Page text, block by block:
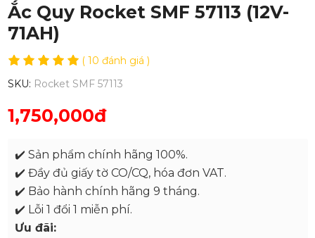
Ắc Quy Rocket SMF 57113 (12V-
71AH)
( 10 đánh giá )
SKU: Rocket SMF 57113
1,750,000đ
✔️ Sản phẩm chính hãng 100%.
✔️ Đầy đủ giấy tờ CO/CQ, hóa đơn VAT.
✔️ Bảo hành chính hãng 9 tháng.
✔️ Lỗi 1 đổi 1 miễn phí.
Ưu đãi: